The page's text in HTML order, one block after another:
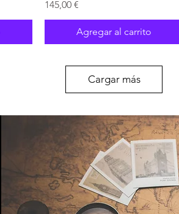
Precio
145,00 €
Agregar al carrito
Cargar más